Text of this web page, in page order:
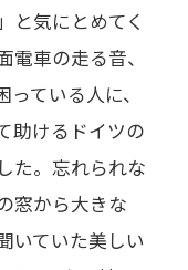
と気にとめてく
車の走る音、
ている人に、
助けるドイツの
た。忘れられな
窓から大きな
いていた美しい